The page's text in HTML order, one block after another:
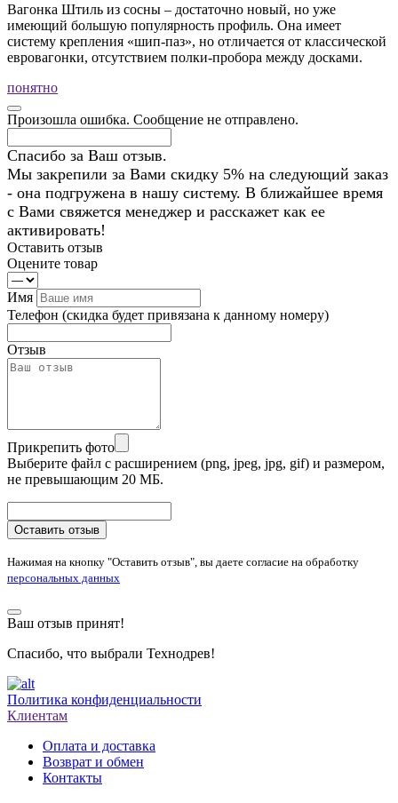
Вагонка Штиль из сосны – достаточно новый, но уже
имеющий большую популярность профиль. Она имеет
систему крепления «шип-паз», но отличается от классической
евровагонки, отсутствием полки-пробора между досками.
понятно
Произошла ошибка. Сообщение не отправлено.
Спасибо за Ваш отзыв.
Мы закрепили за Вами скидку 5% на следующий заказ
- она подгружена в нашу систему. В ближайшее время
с Вами свяжется менеджер и расскажет как ее
активировать!
Оставить отзыв
Оцените товар
Имя
Телефон (скидка будет привязана к данному номеру)
Отзыв
Прикрепить фото
Выберите файл с расширением (png, jpeg, jpg, gif) и размером,
не превышающим 20 МБ.
Оставить отзыв
Нажимая на кнопку "Оставить отзыв", вы даете согласие на обработку
персональных данных
Ваш отзыв принят!
Спасибо, что выбрали Технодрев!
Политика конфиденциальности
Клиентам
Оплата и доставка
Возврат и обмен
Контакты